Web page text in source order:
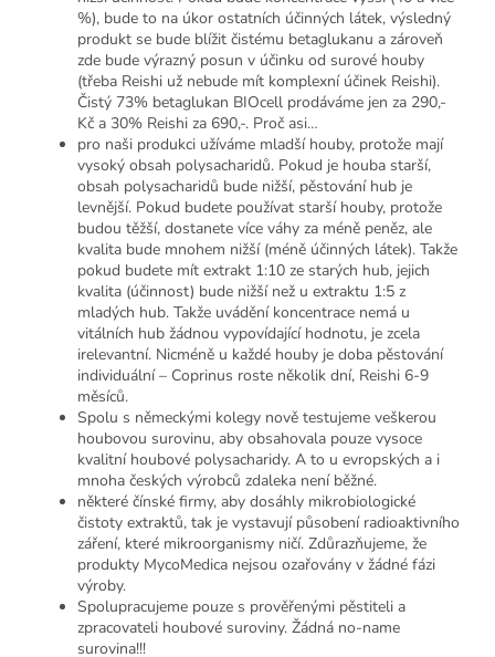
%), bude to na úkor ostatních účinných látek, výsledný
produkt se bude blížit čistému betaglukanu a zároveň
zde bude výrazný posun v účinku od surové houby
(třeba Reishi už nebude mít komplexní účinek Reishi).
Čistý 73% betaglukan BIOcell prodáváme jen za 290,-
Kč a 30% Reishi za 690,-. Proč asi…
pro naši produkci užíváme mladší houby, protože mají
vysoký obsah polysacharidů. Pokud je houba starší,
obsah polysacharidů bude nižší, pěstování hub je
levnější. Pokud budete používat starší houby, protože
budou těžší, dostanete více váhy za méně peněz, ale
kvalita bude mnohem nižší (méně účinných látek). Takže
pokud budete mít extrakt 1:10 ze starých hub, jejich
kvalita (účinnost) bude nižší než u extraktu 1:5 z
mladých hub. Takže uvádění koncentrace nemá u
vitálních hub žádnou vypovídající hodnotu, je zcela
irelevantní. Nicméně u každé houby je doba pěstování
individuální – Coprinus roste několik dní, Reishi 6-9
měsíců.
Spolu s německými kolegy nově testujeme veškerou
houbovou surovinu, aby obsahovala pouze vysoce
kvalitní houbové polysacharidy. A to u evropských a i
mnoha českých výrobců zdaleka není běžné.
některé čínské firmy, aby dosáhly mikrobiologické
čistoty extraktů, tak je vystavují působení radioaktivního
záření, které mikroorganismy ničí. Zdůrazňujeme, že
produkty MycoMedica nejsou ozařovány v žádné fázi
výroby.
Spolupracujeme pouze s prověřenými pěstiteli a
zpracovateli houbové suroviny. Žádná no-name
surovina!!!